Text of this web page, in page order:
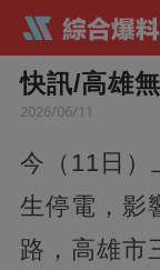
快訊/高雄
2026/06/11
今（11日）
生停電，影
路，高雄市